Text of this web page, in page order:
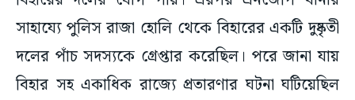
সাহায্যে পুলিস রাজা হোলি থেকে বিহারের একটি দুষ্কৃতী
দলের পাঁচ সদস্যকে গ্রেপ্তার করেছিল। পরে জানা যায়
বিহার সহ একাধিক রাজ্যে প্রতারণার ঘটনা ঘটিয়েছিল